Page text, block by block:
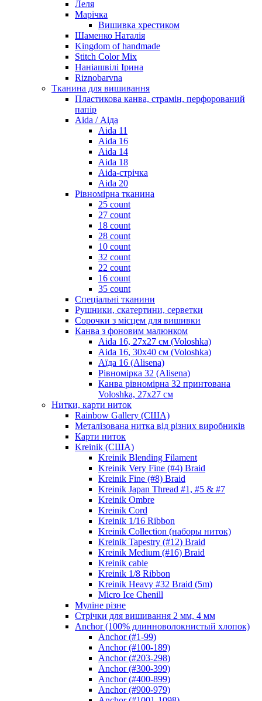
Леля
Марічка
Вишивка хрестиком
Шаменко Наталія
Kingdom of handmade
Stitch Color Mix
Наніашвілі Ірина
Riznobarvna
Тканина для вишивання
Пластикова канва, страмін, перфорований
папір
Aida / Аіда
Aida 11
Aida 16
Aida 14
Aida 18
Aida-стрічка
Aida 20
Рівномірна тканина
25 count
27 count
18 count
28 count
10 count
32 count
22 count
16 count
35 count
Спеціальні тканини
Рушники, скатертини, серветки
Сорочки з місцем для вишивки
Канва з фоновим малюнком
Aida 16, 27х27 см (Voloshka)
Aida 16, 30х40 см (Voloshka)
Аїда 16 (Alisena)
Рівномірка 32 (Alisena)
Канва рівномірна 32 принтована
Voloshka, 27х27 см
Нитки, карти ниток
Rainbow Gallery (США)
Металізована нитка від різних виробників
Карти ниток
Kreinik (США)
Kreinik Blending Filament
Kreinik Very Fine (#4) Braid
Kreinik Fine (#8) Braid
Kreinik Japan Thread #1, #5 & #7
Kreinik Ombre
Kreinik Cord
Kreinik 1/16 Ribbon
Kreinik Collection (наборы ниток)
Kreinik Tapestry (#12) Braid
Kreinik Medium (#16) Braid
Kreinik cable
Kreinik 1/8 Ribbon
Kreinik Heavy #32 Braid (5m)
Micro Ice Chenill
Муліне різне
Стрічки для вишивання 2 мм, 4 мм
Anchor (100% длинноволокнистый хлопок)
Anchor (#1-99)
Anchor (#100-189)
Anchor (#203-298)
Anchor (#300-399)
Anchor (#400-899)
Anchor (#900-979)